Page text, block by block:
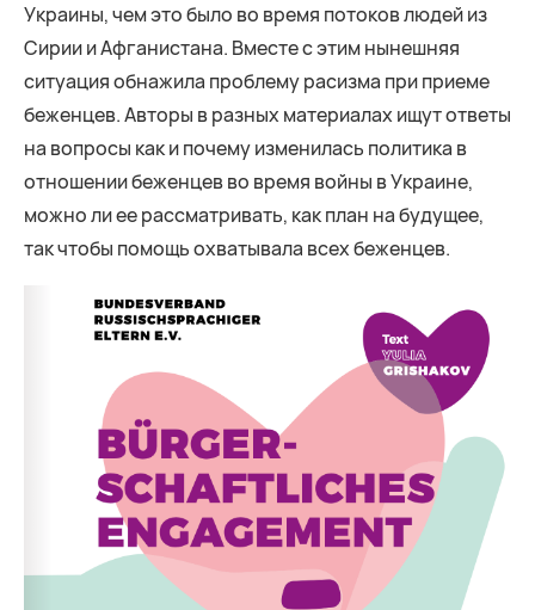
Украины, чем это было во время потоков людей из
Сирии и Афганистана. Вместе с этим нынешняя
ситуация обнажила проблему расизма при приеме
беженцев. Авторы в разных материалах ищут ответы
на вопросы как и почему изменилась политика в
отношении беженцев во время войны в Украине,
можно ли ее рассматривать, как план на будущее,
так чтобы помощь охватывала всех беженцев.